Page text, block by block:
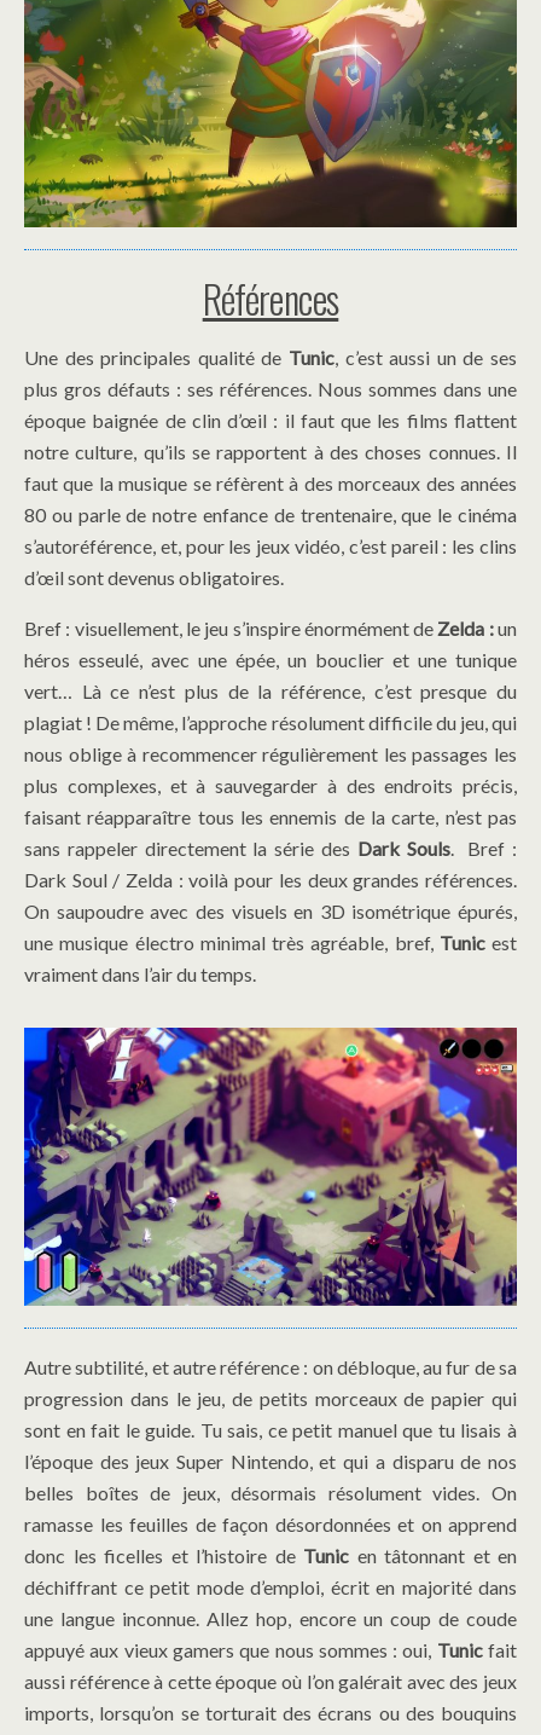
Références
Une des principales qualité de Tunic, c’est aussi un de ses
plus gros défauts : ses références. Nous sommes dans une
époque baignée de clin d’œil : il faut que les films flattent
notre culture, qu’ils se rapportent à des choses connues. Il
faut que la musique se réfèrent à des morceaux des années
80 ou parle de notre enfance de trentenaire, que le cinéma
s’autoréférence, et, pour les jeux vidéo, c’est pareil : les clins
d’œil sont devenus obligatoires.
Bref : visuellement, le jeu s’inspire énormément de Zelda :un
héros esseulé, avec une épée, un bouclier et une tunique
vert… Là ce n’est plus de la référence, c’est presque du
plagiat ! De même, l’approche résolument difficile du jeu, qui
nous oblige à recommencer régulièrement les passages les
plus complexes, et à sauvegarder à des endroits précis,
faisant réapparaître tous les ennemis de la carte, n’est pas
sans rappeler directement la série des Dark Souls. Bref :
Dark Soul / Zelda : voilà pour les deux grandes références.
On saupoudre avec des visuels en 3D isométrique épurés,
une musique électro minimal très agréable, bref, Tunicest
vraiment dans l’air du temps.
Autre subtilité, et autre référence : on débloque, au fur de sa
progression dans le jeu, de petits morceaux de papier qui
sont en fait le guide. Tu sais, ce petit manuel que tu lisais à
l’époque des jeux Super Nintendo, et qui a disparu de nos
belles boîtes de jeux, désormais résolument vides. On
ramasse les feuilles de façon désordonnées et on apprend
donc les ficelles et l’histoire de Tunic en tâtonnant et en
déchiffrant ce petit mode d’emploi, écrit en majorité dans
une langue inconnue. Allez hop, encore un coup de coude
appuyé aux vieux gamers que nous sommes : oui, Tunicfait
aussi référence à cette époque où l’on galérait avec des jeux
imports, lorsqu’on se torturait des écrans ou des bouquins